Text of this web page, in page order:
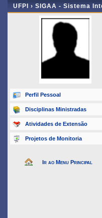
UFPI › SIGAA - Sistema
Perfil Pessoal
Disciplinas Ministradas
Atividades de Extensão
Projetos de Monitoria
Ir ao Menu Principal